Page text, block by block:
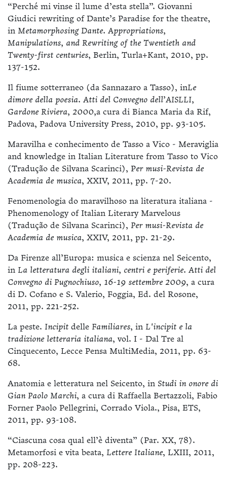
“Perché mi vinse il lume d’esta stella”. Giovanni
Giudici rewriting of Dante’s Paradise for the theatre,
in Metamorphosing Dante. Appropriations,
Manipulations, and Rewriting of the Twentieth and
Twenty-first centuries, Berlin, Turla+Kant, 2010, pp.
137-152.
Il fiume sotterraneo (da Sannazaro a Tasso), inLe
dimore della poesia. Atti del Convegno dell’AISLLI,
Gardone Riviera, 2000,a cura di Bianca Maria da Rif,
Padova, Padova University Press, 2010, pp. 93-105.
Maravilha e conhecimento de Tasso a Vico - Meraviglia
and knowledge in Italian Literature from Tasso to Vico
(Tradução de Silvana Scarinci), Per musi-Revista de
Academia de musica, XXIV, 2011, pp. 7-20.
Fenomenologia do maravilhoso na literatura italiana -
Phenomenology of Italian Literary Marvelous
(Tradução de Silvana Scarinci), Per musi-Revista de
Academia de musica, XXIV, 2011, pp. 21-29.
Da Firenze all’Europa: musica e scienza nel Seicento,
in La letteratura degli italiani, centri e periferie. Atti del
Convegno di Pugnochiuso, 16-19 settembre 2009, a cura
di D. Cofano e S. Valerio, Foggia, Ed. del Rosone,
2011, pp. 221-252.
La peste. Incipit delle Familiares, in L'incipit e la
tradizione letteraria italiana, vol. I - Dal Tre al
Cinquecento, Lecce Pensa MultiMedia, 2011, pp. 63-
68.
Anatomia e letteratura nel Seicento, in Studi in onore di
Gian Paolo Marchi, a cura di Raffaella Bertazzoli, Fabio
Forner Paolo Pellegrini, Corrado Viola., Pisa, ETS,
2011, pp. 93-108.
“Ciascuna cosa qual ell’è diventa” (Par. XX, 78).
Metamorfosi e vita beata, Lettere Italiane, LXIII, 2011,
pp. 208-223.